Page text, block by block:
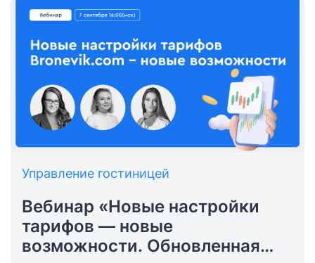
Управление гостиницей
Вебинар «Новые настройки
тарифов — новые
возможности. Обновленная